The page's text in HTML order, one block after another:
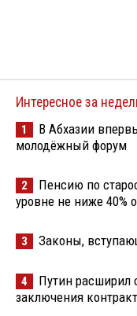
Интересное за
1
В Абхазии
молодёжный форум
2
Пенсию по
уровне не ниже 40%
3 Законы,
4
Путин расширил
заключения